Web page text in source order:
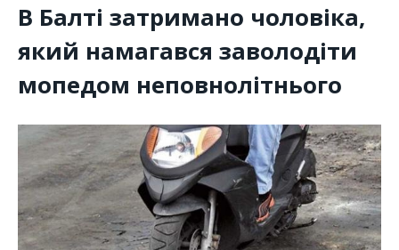
В Балті затримано чоловіка,
який намагався заволодіти
мопедом неповнолітнього